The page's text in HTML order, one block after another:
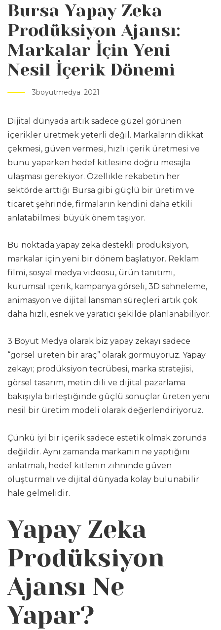
Bursa Yapay Zeka
Prodüksiyon Ajansı:
Markalar İçin Yeni
Nesil İçerik Dönemi
3boyutmedya_2021
Dijital dünyada artık sadece güzel görünen
içerikler üretmek yeterli değil. Markaların dikkat
çekmesi, güven vermesi, hızlı içerik üretmesi ve
bunu yaparken hedef kitlesine doğru mesajla
ulaşması gerekiyor. Özellikle rekabetin her
sektörde arttığı Bursa gibi güçlü bir üretim ve
ticaret şehrinde, firmaların kendini daha etkili
anlatabilmesi büyük önem taşıyor.
Bu noktada yapay zeka destekli prodüksiyon,
markalar için yeni bir dönem başlatıyor. Reklam
filmi, sosyal medya videosu, ürün tanıtımı,
kurumsal içerik, kampanya görseli, 3D sahneleme,
animasyon ve dijital lansman süreçleri artık çok
daha hızlı, esnek ve yaratıcı şekilde planlanabiliyor.
3 Boyut Medya olarak biz yapay zekayı sadece
“görsel üreten bir araç” olarak görmüyoruz. Yapay
zekayı; prodüksiyon tecrübesi, marka stratejisi,
görsel tasarım, metin dili ve dijital pazarlama
bakışıyla birleştiğinde güçlü sonuçlar üreten yeni
nesil bir üretim modeli olarak değerlendiriyoruz.
Çünkü iyi bir içerik sadece estetik olmak zorunda
değildir. Aynı zamanda markanın ne yaptığını
anlatmalı, hedef kitlenin zihninde güven
oluşturmalı ve dijital dünyada kolay bulunabilir
hale gelmelidir.
Yapay Zeka
Prodüksiyon
Ajansı Ne
Yapar?